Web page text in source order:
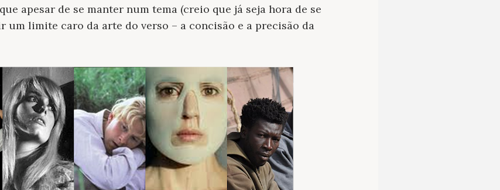
apesar de se manter num tema (creio que já seja hora de se
um limite caro da arte do verso – a concisão e a precisão da